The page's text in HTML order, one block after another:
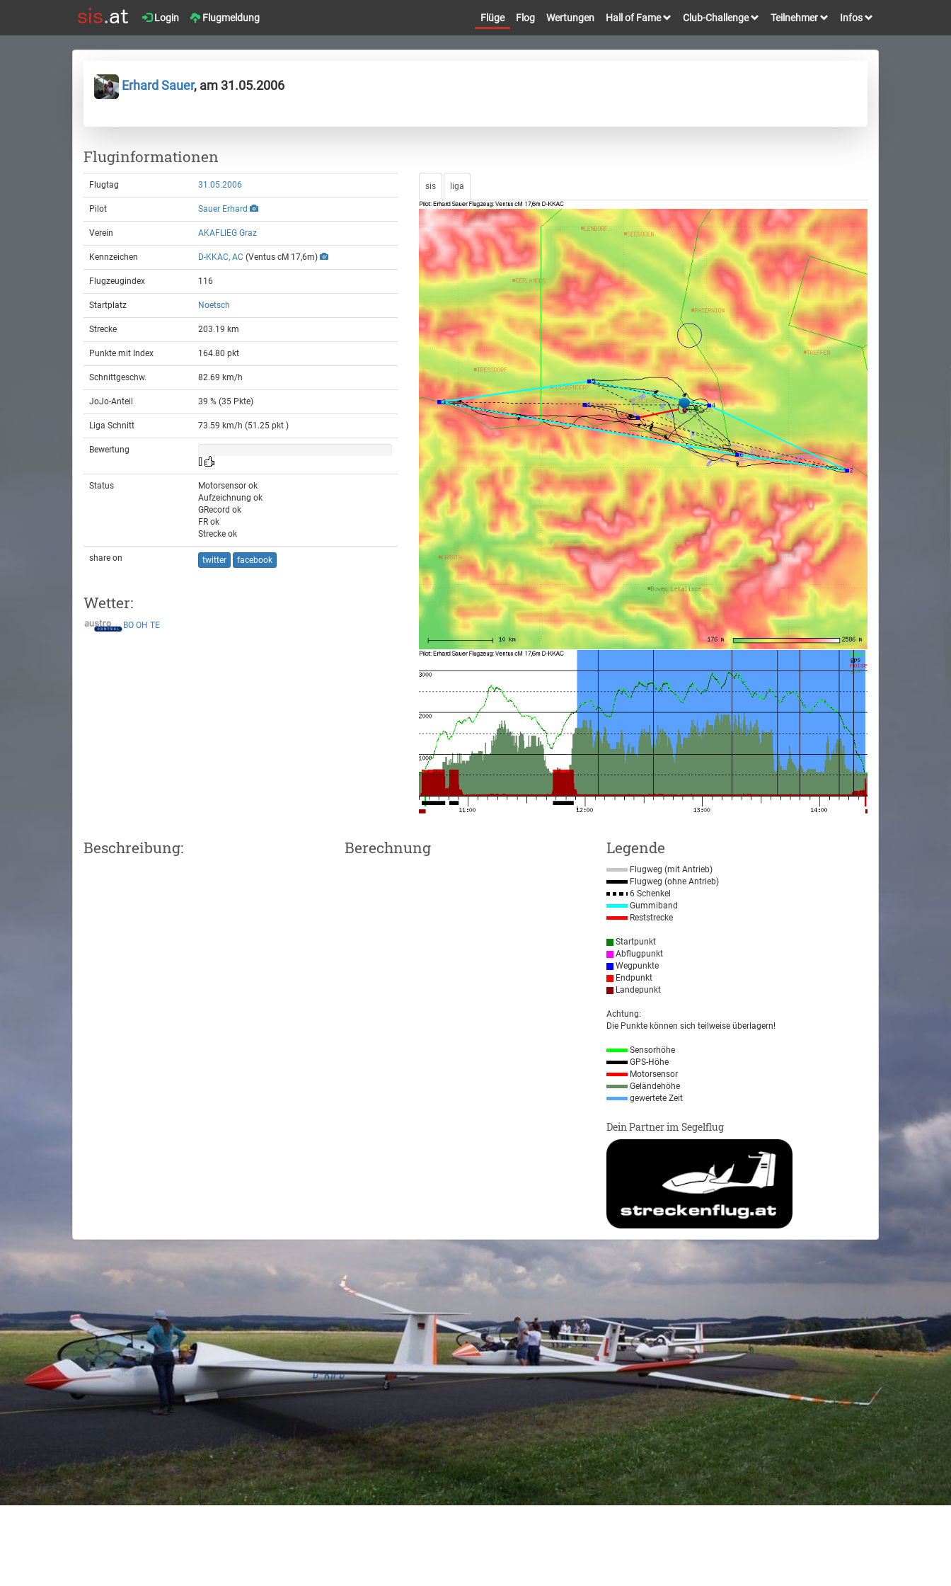
Login Flugmeldung Flüge Flog Wertungen Hall of Fame Club-Challenge Teilnehmer Infos
Erhard Sauer, am 31.05.2006
Fluginformationen
Flugtag 31.05.2006
Pilot Sauer Erhard
Verein AKAFLIEG Graz
Kennzeichen D-KKAC, AC (Ventus cM 17,6m)
Flugzeugindex 116
Startplatz Noetsch
Strecke 203.19 km
Punkte mit Index 164.80 pkt
Schnittgeschw. 82.69 km/h
JoJo-Anteil 39 % (35 Pkte)
Liga Schnitt 73.59 km/h (51.25 pkt )
Bewertung
[]
Status
Motorsensor ok
Aufzeichnung ok
GRecord ok
FR ok
Strecke ok
share on twitter facebook
Wetter:
BO OH TE
sis liga
Beschreibung: Berechnung Legende
Flugweg (mit Antrieb)
Flugweg (ohne Antrieb)
6 Schenkel
Gummiband
Reststrecke
Startpunkt
Abflugpunkt
Wegpunkte
Endpunkt
Landepunkt
Achtung:
Die Punkte können sich teilweise überlagern!
Sensorhöhe
GPS-Höhe
Motorsensor
Geländehöhe
gewertete Zeit
Dein Partner im Segelflug